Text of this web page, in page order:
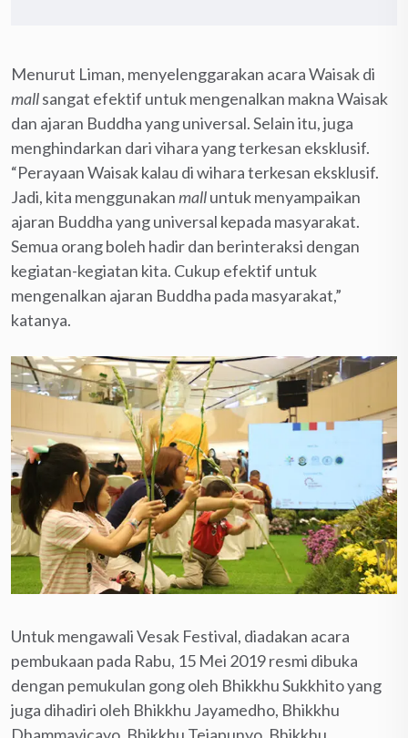
Menurut Liman, menyelenggarakan acara Waisak di
mallsangat efektif untuk mengenalkan makna Waisak
dan ajaran Buddha yang universal. Selain itu, juga
menghindarkan dari vihara yang terkesan eksklusif.
“Perayaan Waisak kalau di wihara terkesan eksklusif.
Jadi, kita menggunakanmalluntuk menyampaikan
ajaran Buddha yang universal kepada masyarakat.
Semua orang boleh hadir dan berinteraksi dengan
kegiatan-kegiatan kita. Cukup efektif untuk
mengenalkan ajaran Buddha pada masyarakat,”
katanya.
Untuk mengawali Vesak Festival, diadakan acara
pembukaan pada Rabu, 15 Mei 2019 resmi dibuka
dengan pemukulan gong oleh Bhikkhu Sukkhito yang
juga dihadiri oleh Bhikkhu Jayamedho, Bhikkhu
Dhammavicayo, Bhikkhu Tejapunyo, Bhikkhu